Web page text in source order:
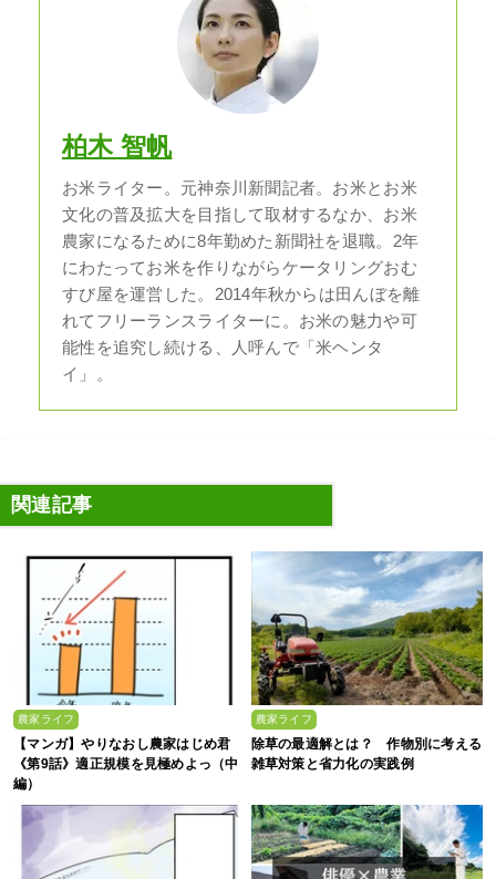
柏木 智帆
お米ライター。元神奈川新聞記者。お米とお米
文化の普及拡大を目指して取材するなか、お米
農家になるために8年勤めた新聞社を退職。2年
にわたってお米を作りながらケータリングおむ
すび屋を運営した。2014年秋からは田んぼを離
れてフリーランスライターに。お米の魅力や可
能性を追究し続ける、人呼んで「米ヘンタ
イ」。
関連記事
農家ライフ
【マンガ】やりなおし農家はじめ君
《第9話》適正規模を見極めよっ（中
編）
農家ライフ
除草の最適解とは？ 作物別に考える
雑草対策と省力化の実践例